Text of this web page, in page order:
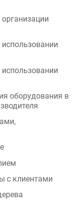
оборудования в
клиентами
с